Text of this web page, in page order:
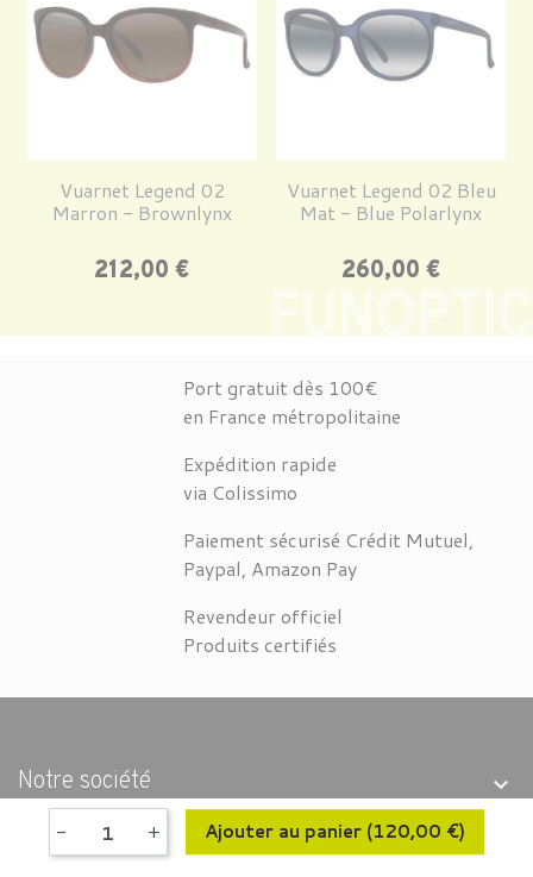
- + Ajouter au panier (120,00 €)
Vuarnet Legend 02
Marron - Brownlynx
Prix
212,00 €
Vuarnet Legend 02 Bleu
Mat - Blue Polarlynx
Prix
260,00 €
Port gratuit dès 100€
en France métropolitaine
Expédition rapide
via Colissimo
Paiement sécurisé Crédit Mutuel,
Paypal, Amazon Pay
Revendeur officiel
Produits certifiés
Notre société
Produits